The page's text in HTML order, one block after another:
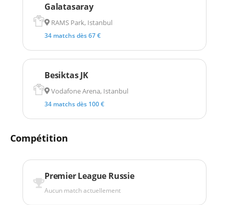
Galatasaray
RAMS Park, Istanbul
34 matchs dès 67 €
Besiktas JK
Vodafone Arena, Istanbul
34 matchs dès 100 €
Compétition
Premier League Russie
Aucun match actuellement